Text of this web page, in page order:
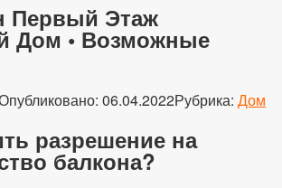
Первый Этаж
Дом • Возможные
06.04.2022Рубрика: Дом
разрешение на
балкона?